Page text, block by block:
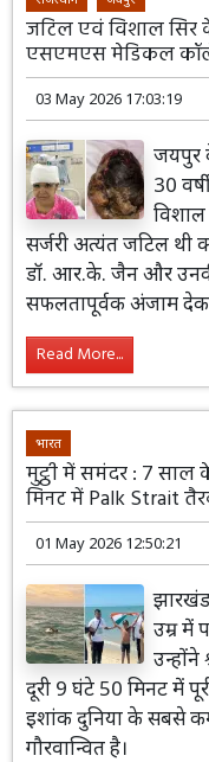
जटिल एवं विशाल
एसएमएस मेडिकल
03 May 2026 17:03:19
जयपुर
30
सर्जरी अत्यंत जटिल थी
डॉ. आर.के. जैन और
सफलतापूर्वक अंजाम
Read More...
भारत
मुट्ठी में समंदर : 7 साल
मिनट में Palk Strait
01 May 2026 12:50:21
उम्र में
दूरी 9 घंटे 50 मिनट में
इशांक दुनिया के सबसे
गौरवान्वित है।